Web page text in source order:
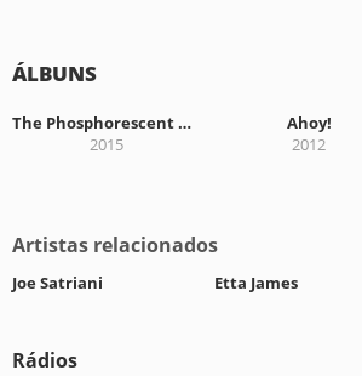
ÁLBUNS
The Phosphorescent Blues
2015
Ahoy!
2012
Artistas relacionados
Joe Satriani Etta James
Rádios